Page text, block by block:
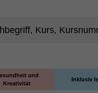
und
Kreativität
Inklusiv